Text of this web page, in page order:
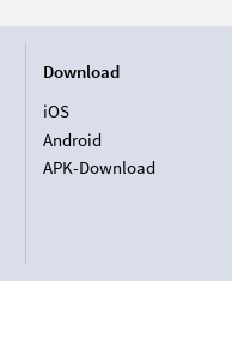
Download
iOS
Android
APK-Download